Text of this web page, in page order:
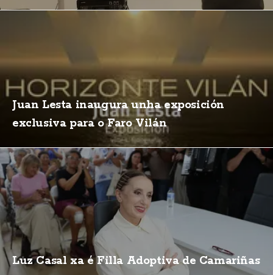
Juan Lesta inaugura unha exposición
exclusiva para o Faro Vilán
Luz Casal xa é Filla Adoptiva de Camariñas